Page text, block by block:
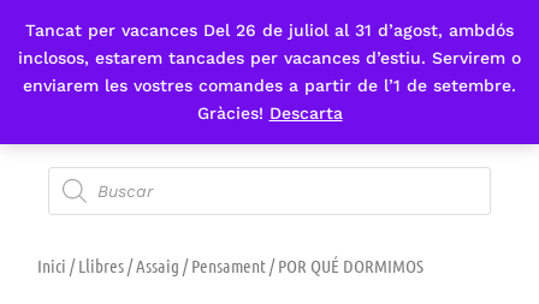
Tancat per vacances Del 26 de juliol al 31 d’agost, ambdós
inclosos, estarem tancades per vacances d’estiu. Servirem o
enviarem les vostres comandes a partir de l’1 de setembre.
Gràcies! Descarta
Fes-te'n sòcia
Inici /Llibres/Assaig /Pensament/ POR QUÉ DORMIMOS